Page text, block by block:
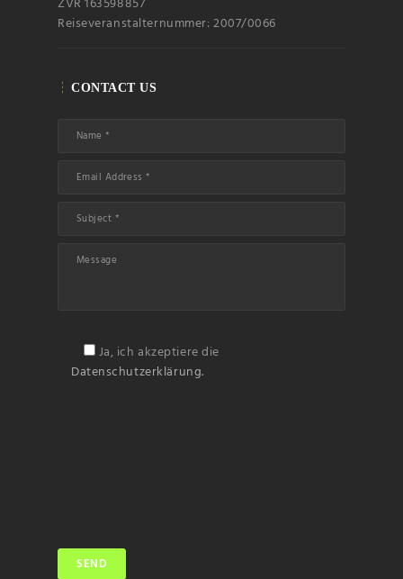
ZVR 163598857
Reiseveranstalternummer: 2007/0066
CONTACT US
Ja, ich akzeptiere die
Datenschutzerklärung.